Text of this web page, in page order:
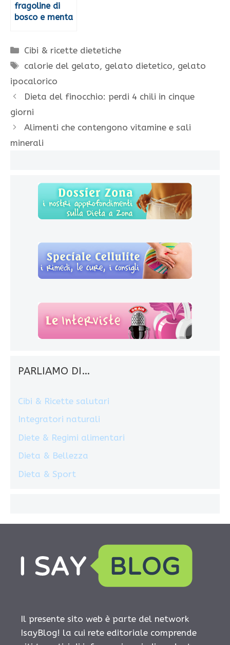
fragoline di
bosco e menta
Categorie
Cibi & ricette dietetiche
Tag
calorie del gelato, gelato dietetico, gelato
ipocalorico
Dieta del finocchio: perdi 4 chili in cinque
giorni
Alimenti che contengono vitamine e sali
minerali
PARLIAMO DI…
Cibi & Ricette salutari
Integratori naturali
Diete & Regimi alimentari
Dieta & Bellezza
Dieta & Sport
Il presente sito web è parte del network
IsayBlog! la cui rete editoriale comprende